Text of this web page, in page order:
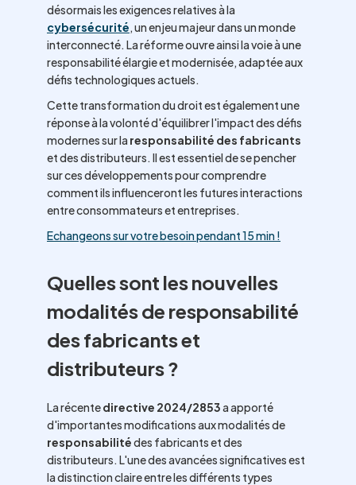
désormais les exigences relatives à la
cybersécurité, un enjeu majeur dans un monde
interconnecté. La réforme ouvre ainsi la voie à une
responsabilité élargie et modernisée, adaptée aux
défis technologiques actuels.
Cette transformation du droit est également une
réponse à la volonté d'équilibrer l'impact des défis
modernes sur la responsabilité des fabricants
et des distributeurs. Il est essentiel de se pencher
sur ces développements pour comprendre
comment ils influenceront les futures interactions
entre consommateurs et entreprises.
Echangeons sur votre besoin pendant 15 min !
Quelles sont les nouvelles
modalités de responsabilité
des fabricants et
distributeurs ?
La récentedirective 2024/2853a apporté
d'importantes modifications aux modalités de
responsabilitédes fabricants et des
distributeurs. L'une des avancées significatives est
la distinction claire entre les différents types